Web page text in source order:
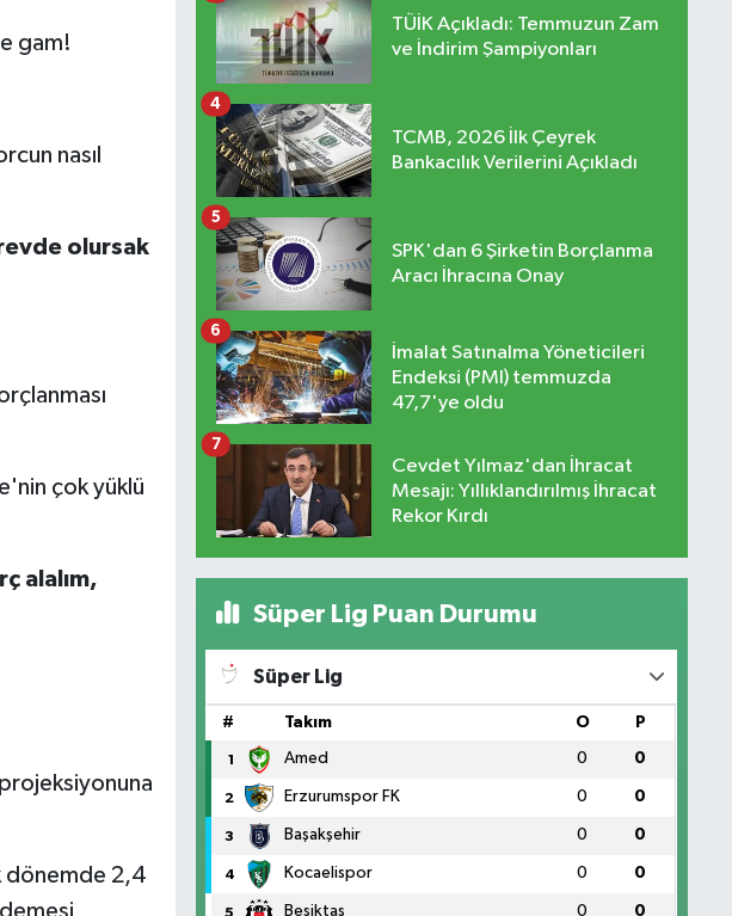
gam!
nasıl
olursak
çok yüklü
alalım,
dönemde 2,4
TÜİK Açıkladı: Temmuzun Zam
ve İndirim Şampiyonları
TCMB, 2026 İlk Çeyrek
Bankacılık Verilerini Açıkladı
4
SPK'dan 6 Şirketin Borçlanma
Aracı İhracına Onay
5
İmalat Satınalma Yöneticileri
Endeksi (PMI) temmuzda
47,7'ye oldu
6
Cevdet Yılmaz'dan İhracat
Mesajı: Yıllıklandırılmış İhracat
Rekor Kırdı
7
Süper Lig Puan Durumu
Süper Lig
# Takım O P
1 Amed 0 0
2 Erzurumspor FK 0 0
3 Başakşehir 0 0
4 Kocaelispor 0 0
5 Beşiktaş 0 0